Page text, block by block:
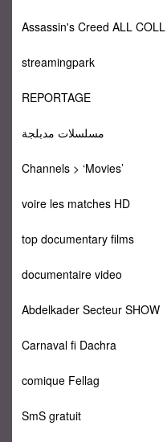
Assassin's Creed ALL COLL
streamingpark
REPORTAGE
مسلسلات مدبلجة
Channels > ‘Movies’
voire les matches HD
top documentary films
documentaire video
Abdelkader Secteur SHOW
Carnaval fi Dachra
comique Fellag
SmS gratuit